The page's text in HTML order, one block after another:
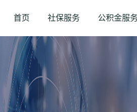
首页 社保服务 公积金服